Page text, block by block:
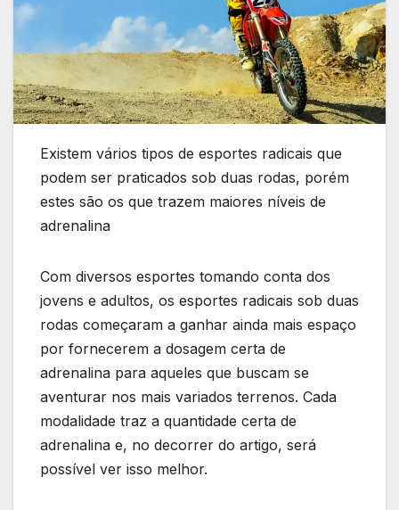
Existem vários tipos de esportes radicais que
podem ser praticados sob duas rodas, porém
estes são os que trazem maiores níveis de
adrenalina
Com diversos esportes tomando conta dos
jovens e adultos, os esportes radicais sob duas
rodas começaram a ganhar ainda mais espaço
por fornecerem a dosagem certa de
adrenalina para aqueles que buscam se
aventurar nos mais variados terrenos. Cada
modalidade traz a quantidade certa de
adrenalina e, no decorrer do artigo, será
possível ver isso melhor.